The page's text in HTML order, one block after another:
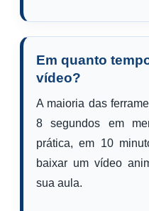
Em quanto
vídeo?
A maioria das
8 segundos em
prática, em 10
baixar um vídeo
sua aula.